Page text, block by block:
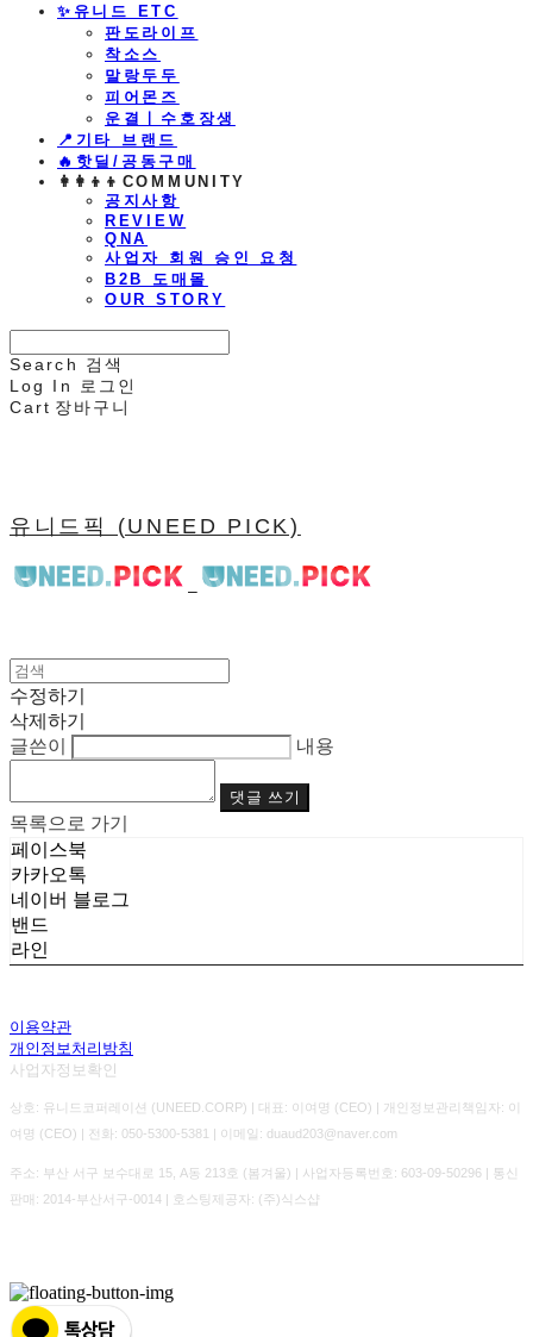
​✨유니드 ETC
판도라이프
착소스
말랑두두
피어몬즈
운결ㅣ수호장생
📍기타 브랜드
🔥핫딜/공동구매
👩‍👩‍👦‍👦COMMUNITY
공지사항
REVIEW
QNA
사업자 회원 승인 요청
B2B 도매몰
OUR STORY
Search
검색
Log In
로그인
Cart 장바구니
유니드픽 (UNEED PICK)
수정하기
삭제하기
글쓴이
내용
댓글 쓰기
목록으로 가기
페이스북
카카오톡
네이버 블로그
밴드
라인
이용약관
개인정보처리방침
사업자정보확인
상호: 유니드코퍼레이션 (UNEED.CORP) | 대표: 이여명 (CEO) | 개인정보관리책임자: 이
여명 (CEO) | 전화: 050-5300-5381 | 이메일: duaud203@naver.com
주소: 부산 서구 보수대로 15, A동 213호 (봄겨울) | 사업자등록번호: 603-09-50296 | 통신
판매: 2014-부산서구-0014 | 호스팅제공자: (주)식스샵